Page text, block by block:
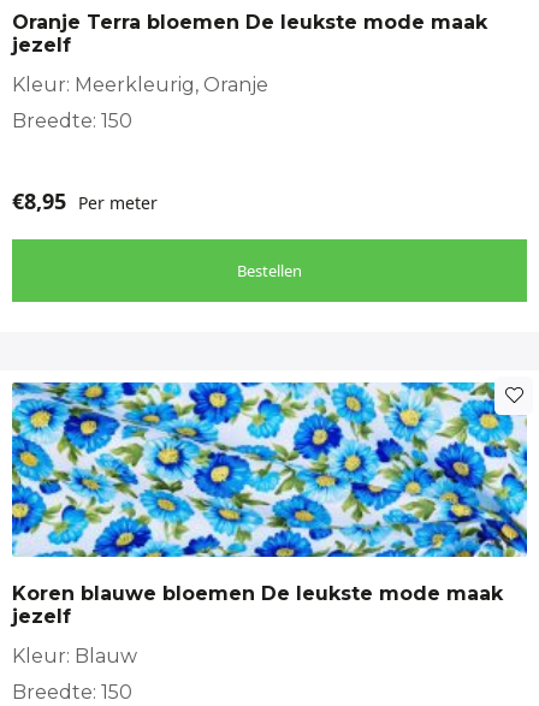
Oranje Terra bloemen De leukste mode maak
jezelf
Kleur: Meerkleurig, Oranje
Breedte: 150
€8,95 Per meter
Bestellen
Koren blauwe bloemen De leukste mode maak
jezelf
Kleur: Blauw
Breedte: 150